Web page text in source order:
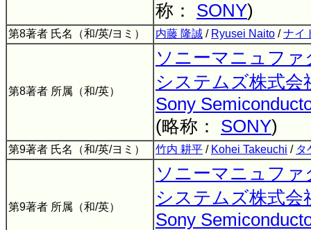
称： SONY)
第8著者 氏名（和/英/ヨミ） 内藤 隆誠 / Ryusei Naito /ナイ
第8著者 所属（和/英）
ソニーマニュフ
システムズ株式会
Sony
(略称： SONY)
第9著者 氏名（和/英/ヨミ） 竹内 耕平 / Kohei Takeuchi / タ
第9著者 所属（和/英）
ソニーマニュフ
システムズ株式会
Sony